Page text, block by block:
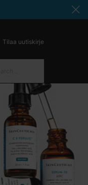
Tilaa uutiskirje